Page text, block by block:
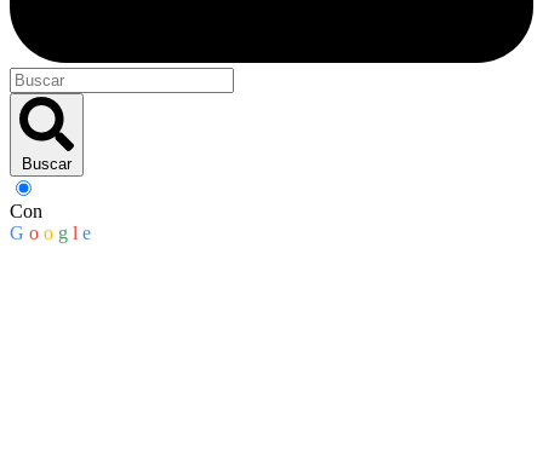
Buscar
Con
G o o g l e